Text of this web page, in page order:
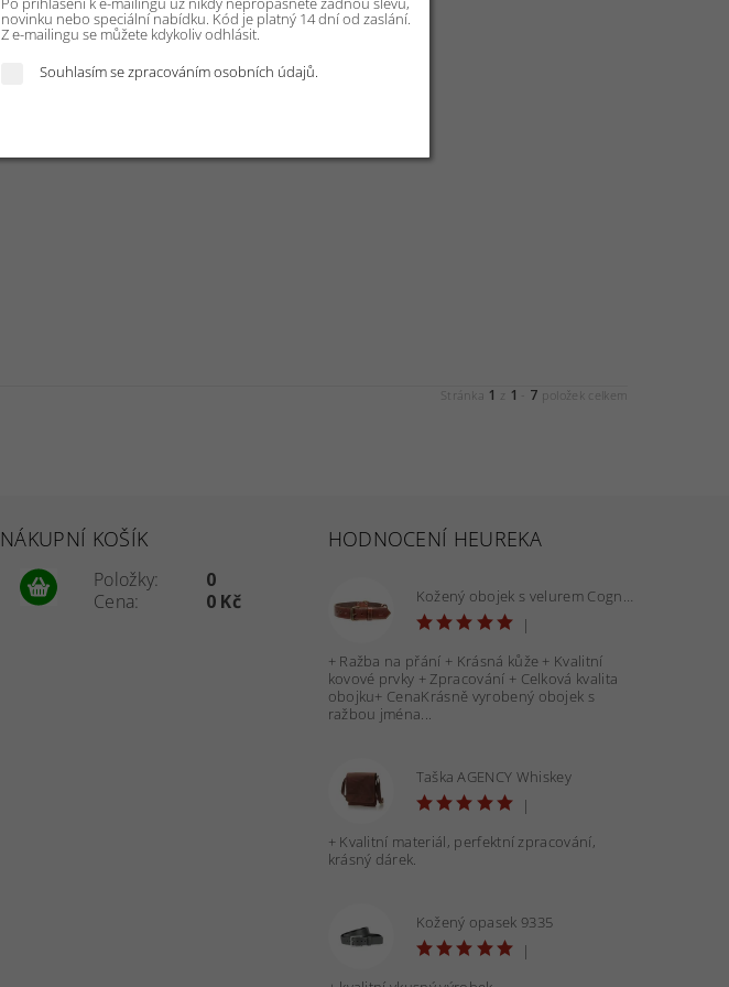
Stránka 1 z 1 7 položek celkem
NÁKUPNÍ KOŠÍK
Položky:
Cena:
0
0 Kč
HODNOCENÍ HEUREKA
Kožený obojek s velurem Cognac 40 mm - OBV.100160 COG
|
+ Ražba na přání + Krásná kůže + Kvalitní
kovové prvky + Zpracování + Celková kvalita
obojku+ CenaKrásně vyrobený obojek s
ražbou jména...
Taška AGENCY Whiskey
|
+ Kvalitní materiál, perfektní zpracování,
krásný dárek.
Kožený opasek 9335
|
novinku nebo speciální nabídku. Kód je platný 14 dní od zaslání.
Z e-mailingu se můžete kdykoliv odhlásit.
Souhlasím se zpracováním osobních údajů.